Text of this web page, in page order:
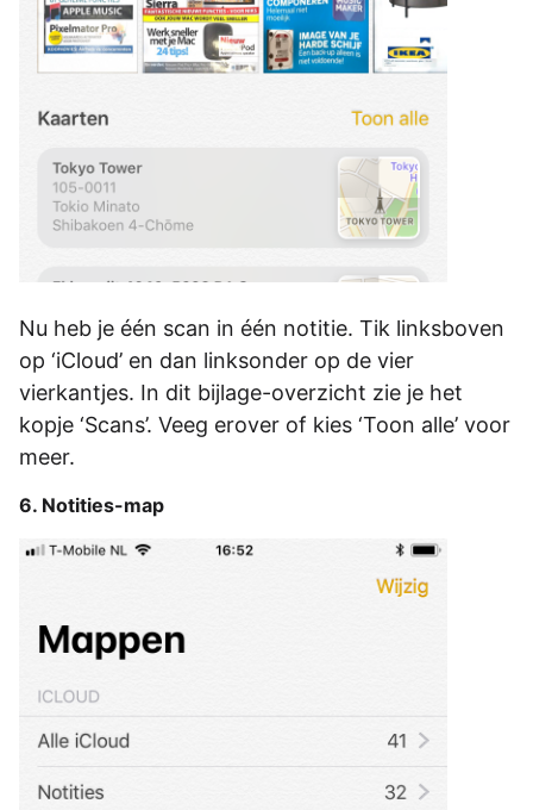
Nu heb je één scan in één notitie. Tik linksboven
op ‘iCloud’ en dan linksonder op de vier
vierkantjes. In dit bijlage-overzicht zie je het
kopje ‘Scans’. Veeg erover of kies ‘Toon alle’ voor
meer.
6. Notities-map